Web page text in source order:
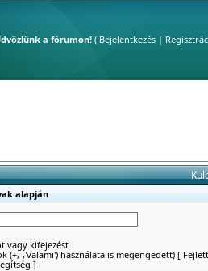
a fórumon!( Bejelentkezés|
alapján
vagy kifejezést
(+,-,'valami') használata is megengedett)[
]